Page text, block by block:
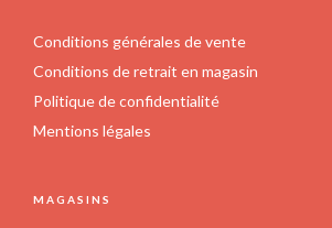
Conditions générales de vente
Conditions de retrait en magasin
Politique de confidentialité
Mentions légales
MAGASINS